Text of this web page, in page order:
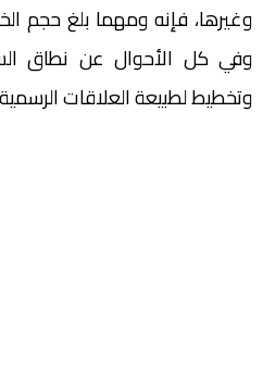
وغيرها، فإنه ومهما بلغ حجم
وفي كل الأحوال عن نطاق
وتخطيط لطبيعة العلاقات